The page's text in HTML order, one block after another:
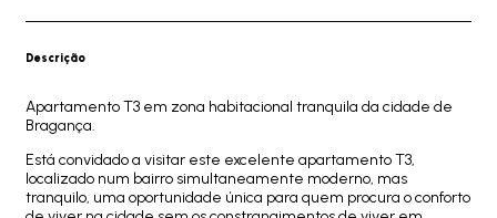
Descrição
Apartamento T3 em zona habitacional tranquila da cidade de
Bragança.
Está convidado a visitar este excelente apartamento T3,
localizado num bairro simultaneamente moderno, mas
tranquilo, uma oportunidade única para quem procura o conforto